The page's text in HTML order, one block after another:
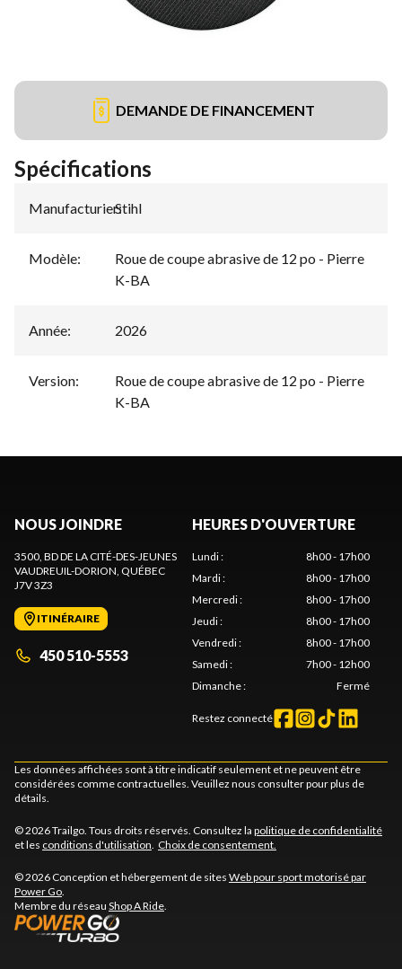
DEMANDE DE FINANCEMENT
Spécifications
Manufacturier:
Stihl
Modèle:
Roue de coupe abrasive de 12 po - Pierre
K-BA
Année: 2026
Version:
Roue de coupe abrasive de 12 po - Pierre
K-BA
NOUS JOINDRE
3500, BD DE LA CITÉ-DES-JEUNES
VAUDREUIL-DORION, QUÉBEC
J7V 3Z3
ITINÉRAIRE
450 510-5553
HEURES D'OUVERTURE
Lundi:
8h00 - 17h00
Mardi:
8h00 - 17h00
Mercredi:
8h00 - 17h00
Jeudi:
8h00 - 17h00
Vendredi:
8h00 - 17h00
Samedi:
7h00 - 12h00
Dimanche: Fermé
Restez connecté
Les données affichées sont à titre indicatif seulement et ne peuvent être
considérées comme contractuelles. Veuillez nous consulter pour plus de
détails.
© 2026 Trailgo. Tous droits réservés. Consultez la politique de confidentialité
et les conditions d'utilisation. Choix de consentement.
© 2026 Conception et hébergement de sites Web pour sport motorisé par
Power Go.
Membre du réseau Shop A Ride.